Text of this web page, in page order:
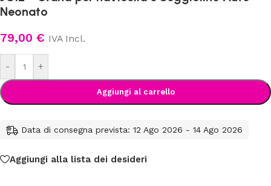
Neonato
79,00 € IVA Incl.
- +
Aggiungi al carrello
Data di consegna prevista: 12 Ago 2026 - 14 Ago 2026
Aggiungi alla lista dei desideri